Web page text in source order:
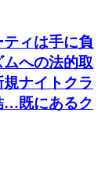
ィは手に負
への法的取
ナイトクラ
…既にあるク